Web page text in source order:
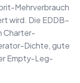
Mehrverbrauch
wird. Die EDDB–
Charter-
Dichte, gute
Empty-Leg-